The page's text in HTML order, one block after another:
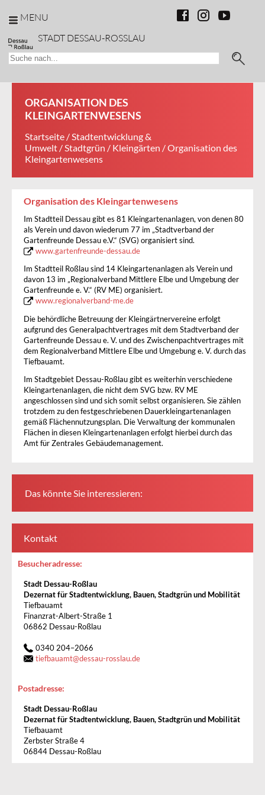
MENU
STADT DESSAU-ROSSLAU
ORGANISATION DES
KLEINGARTENWESENS
Startseite /Stadtentwicklung &
Umwelt /Stadtgrün / Kleingärten / Organisation des
Kleingartenwesens
Organisation des Kleingartenwesens
Im Stadtteil Dessau gibt es 81 Kleingartenanlagen, von denen 80
als Verein und davon wiederum 77 im „Stadtverband der
Gartenfreunde Dessau e.V.“ (SVG) organisiert sind.
www.gartenfreunde-dessau.de
Im Stadtteil Roßlau sind 14 Kleingartenanlagen als Verein und
davon 13 im „Regionalverband Mittlere Elbe und Umgebung der
Gartenfreunde e. V.“ (RV ME) organisiert.
www.regionalverband-me.de
Die behördliche Betreuung der Kleingärtnervereine erfolgt
aufgrund des Generalpachtvertrages mit dem Stadtverband der
Gartenfreunde Dessau e. V. und des Zwischenpachtvertrages mit
dem Regionalverband Mittlere Elbe und Umgebung e. V. durch das
Tiefbauamt.
Im Stadtgebiet Dessau-Roßlau gibt es weiterhin verschiedene
Kleingartenanlagen, die nicht dem SVG bzw. RV ME
angeschlossen sind und sich somit selbst organisieren. Sie zählen
trotzdem zu den festgeschriebenen Dauerkleingartenanlagen
gemäß Flächennutzungsplan. Die Verwaltung der kommunalen
Flächen in diesen Kleingartenanlagen erfolgt hierbei durch das
Amt für Zentrales Gebäudemanagement.
Das könnte Sie interessieren:
Kontakt
Besucheradresse:
Stadt Dessau-Roßlau
Dezernat für Stadtentwicklung, Bauen, Stadtgrün und Mobilität
Tiefbauamt
Finanzrat-Albert-Straße 1
06862 Dessau-Roßlau
0340 204–2066
tiefbauamt@dessau-rosslau.de
Postadresse:
Stadt Dessau-Roßlau
Dezernat für Stadtentwicklung, Bauen, Stadtgrün und Mobilität
Tiefbauamt
Zerbster Straße 4
06844 Dessau-Roßlau